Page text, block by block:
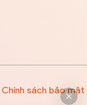
Chính sách bảo mật